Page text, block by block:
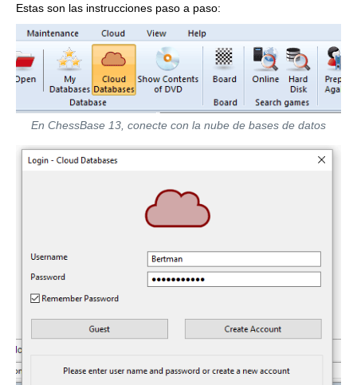
Estas son las instrucciones paso a paso:
En ChessBase 13, conecte con la nube de bases de datos